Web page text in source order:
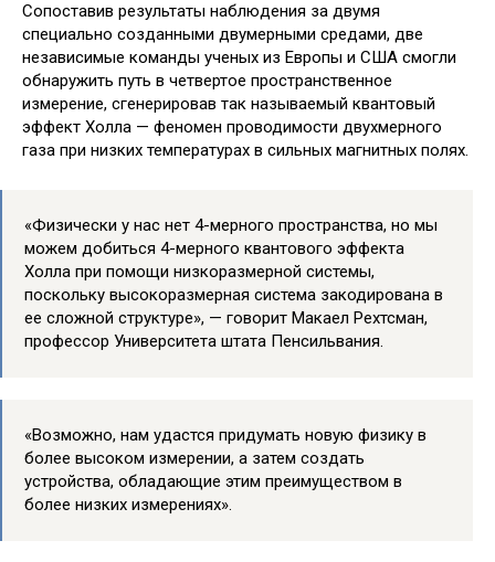
Сопоставив результаты наблюдения за двумя
специально созданными двумерными средами, две
независимые команды ученых из Европы и США смогли
обнаружить путь в четвертое пространственное
измерение, сгенерировав так называемый квантовый
эффект Холла — феномен проводимости двухмерного
газа при низких температурах в сильных магнитных полях.
«Физически у нас нет 4-мерного пространства, но мы
можем добиться 4-мерного квантового эффекта
Холла при помощи низкоразмерной системы,
поскольку высокоразмерная система закодирована в
ее сложной структуре», — говорит Макаел Рехтсман,
профессор Университета штата Пенсильвания.
«Возможно, нам удастся придумать новую физику в
более высоком измерении, а затем создать
устройства, обладающие этим преимуществом в
более низких измерениях».